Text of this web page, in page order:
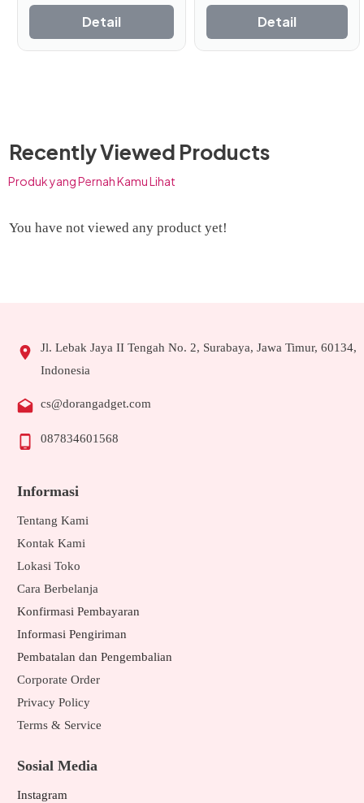
Detail Detail
Recently Viewed Products
Produk yang Pernah Kamu Lihat
You have not viewed any product yet!
Jl. Lebak Jaya II Tengah No. 2, Surabaya, Jawa Timur, 60134,
Indonesia
cs@dorangadget.com
087834601568
Informasi
Tentang Kami
Kontak Kami
Lokasi Toko
Cara Berbelanja
Konfirmasi Pembayaran
Informasi Pengiriman
Pembatalan dan Pengembalian
Corporate Order
Privacy Policy
Terms & Service
Sosial Media
Instagram